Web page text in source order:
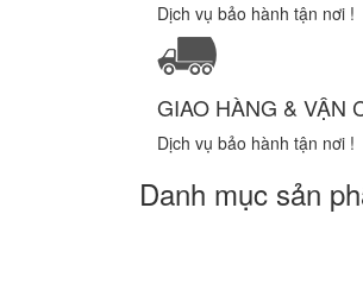
Dịch vụ bảo hành tận nơi !
GIAO HÀNG & VẬN
Dịch vụ bảo hành tận nơi !
Danh mục sản